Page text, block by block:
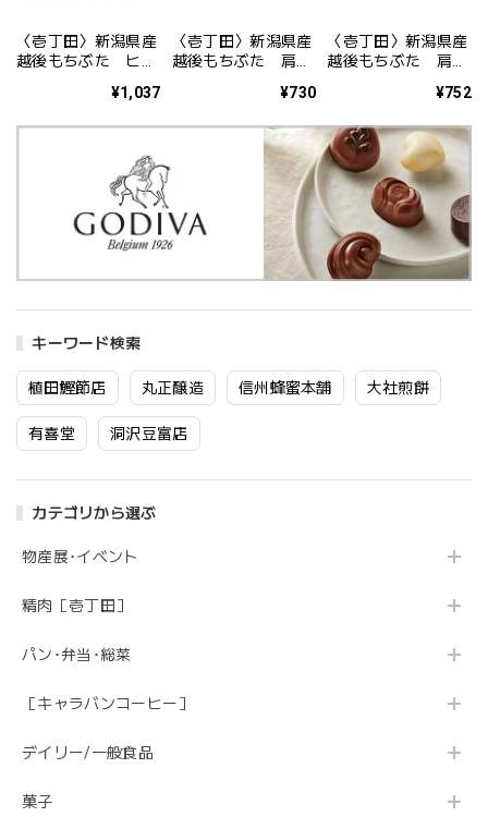
キーワード検索
植田鰹節店 丸正醸造 信州蜂蜜本舗 大社煎餅
有喜堂 洞沢豆富店
カテゴリから選ぶ
物産展･イベント
精肉［壱丁田］
パン･弁当･総菜
［キャラバンコーヒー］
デイリー/一般食品
菓子
〈壱丁田〉新潟県産
越後もちぶた ヒレ
¥1,037
〈壱丁田〉新潟県産
越後もちぶた 肩ロ
¥730
〈壱丁田〉新潟県産
越後もちぶた 肩ロ
¥752